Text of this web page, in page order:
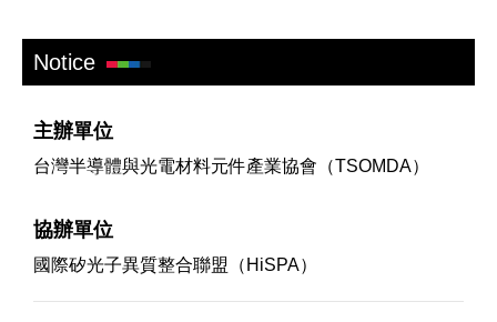
Notice
主辦單位
台灣半導體與光電材料元件產業協會（TSOMDA）
協辦單位
國際矽光子異質整合聯盟（HiSPA）